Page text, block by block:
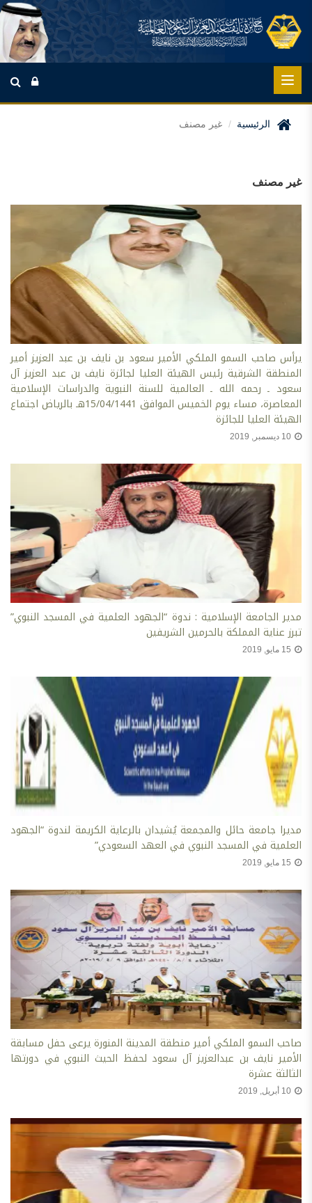
الرئيسية غير مصنف
غير مصنف
يرأس صاحب السمو الملكي الأمير سعود بن نايف بن عبد العزيز أمير
المنطقة الشرقية رئيس الهيئة العليا لجائزة نايف بن عبد العزيز آل
سعود ـ رحمه الله ـ العالمية للسنة النبوية والدراسات الإسلامية
المعاصرة، مساء يوم الخميس الموافق 15/04/1441هـ بالرياض اجتماع
الهيئة العليا للجائزة
10 ديسمبر, 2019
مدير الجامعة الإسلامية : ندوة “الجهود العلمية في المسجد النبوي”
تبرز عناية المملكة بالحرمين الشريفين
15 مايو, 2019
مديرا جامعة حائل والمجمعة يُشيدان بالرعاية الكريمة لندوة “الجهود
العلمية في المسجد النبوي في العهد السعودي”
15 مايو, 2019
صاحب السمو الملكي أمير منطقة المدينة المنورة يرعى حفل مسابقة
الأمير نايف بن عبدالعزيز آل سعود لحفظ الحيث النبوي في دورتها
الثالثة عشرة
10 أبريل, 2019